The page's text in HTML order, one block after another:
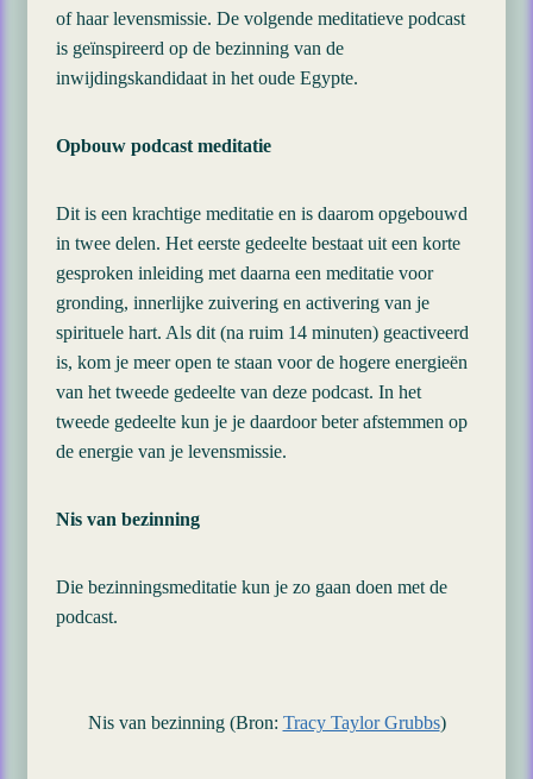
of haar levensmissie. De volgende meditatieve podcast
is geïnspireerd op de bezinning van de
inwijdingskandidaat in het oude Egypte.
Opbouw podcast meditatie
Dit is een krachtige meditatie en is daarom opgebouwd
in twee delen. Het eerste gedeelte bestaat uit een korte
gesproken inleiding met daarna een meditatie voor
gronding, innerlijke zuivering en activering van je
spirituele hart. Als dit (na ruim 14 minuten) geactiveerd
is, kom je meer open te staan voor de hogere energieën
van het tweede gedeelte van deze podcast. In het
tweede gedeelte kun je je daardoor beter afstemmen op
de energie van je levensmissie.
Nis van bezinning
Die bezinningsmeditatie kun je zo gaan doen met de
podcast.
Nis van bezinning (Bron: Tracy Taylor Grubbs)